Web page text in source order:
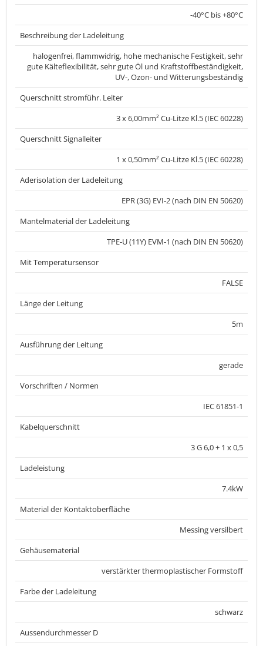
-40°C bis +80°C
Beschreibung der Ladeleitung
halogenfrei, flammwidrig, hohe mechanische Festigkeit, sehr
gute Kälteflexibilität, sehr gute Öl und Kraftstoffbeständigkeit,
UV-, Ozon- und Witterungsbeständig
Querschnitt stromführ. Leiter
3 x 6,00mm² Cu-Litze Kl.5 (IEC 60228)
Querschnitt Signalleiter
1 x 0,50mm² Cu-Litze Kl.5 (IEC 60228)
Aderisolation der Ladeleitung
EPR (3G) EVI-2 (nach DIN EN 50620)
Mantelmaterial der Ladeleitung
TPE-U (11Y) EVM-1 (nach DIN EN 50620)
Mit Temperatursensor
FALSE
Länge der Leitung
5m
Ausführung der Leitung
gerade
Vorschriften / Normen
IEC 61851-1
Kabelquerschnitt
3 G 6,0 + 1 x 0,5
Ladeleistung
7.4kW
Material der Kontaktoberfläche
Messing versilbert
Gehäusematerial
verstärkter thermoplastischer Formstoff
Farbe der Ladeleitung
schwarz
Aussendurchmesser D